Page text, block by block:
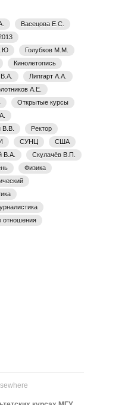
Васецова Е.С.
Голубков М.М.
Кинолетопись
Липгарт А.А.
А.Е.
Открытые курсы
В.В.
Ректор
СУНЦ
США
В.А.
Скулачёв В.П.
Физика
отношения